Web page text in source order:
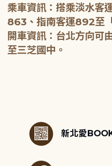
乘車資訊：搭乘淡水
863、指南客運892至
開車資訊：台北方向可
至三芝國中。
新北愛